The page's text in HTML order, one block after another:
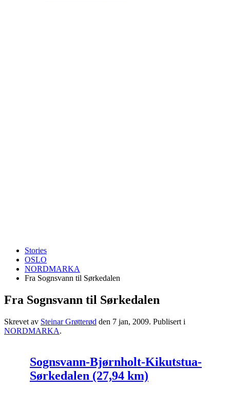
Stories
OSLO
NORDMARKA
Fra Sognsvann til Sørkedalen
Fra Sognsvann til Sørkedalen
Skrevet av Steinar Grøtterød den 7 jan, 2009. Publisert i
NORDMARKA.
Sognsvann-Bjørnholt-Kikutstua-
Sørkedalen (27,94 km)